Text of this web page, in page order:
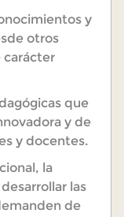
y
otros
carácter
que
y de
y docentes.
la
las
de